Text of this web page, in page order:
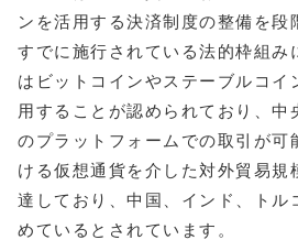
ンを活用する決済制度の整備を段
すでに施行されている法的枠組み
はビットコインやステーブルコイ
用することが認められており、中
のプラットフォームでの取引が可
ける仮想通貨を介した対外貿易規
達しており、中国、インド、トル
めているとされています。